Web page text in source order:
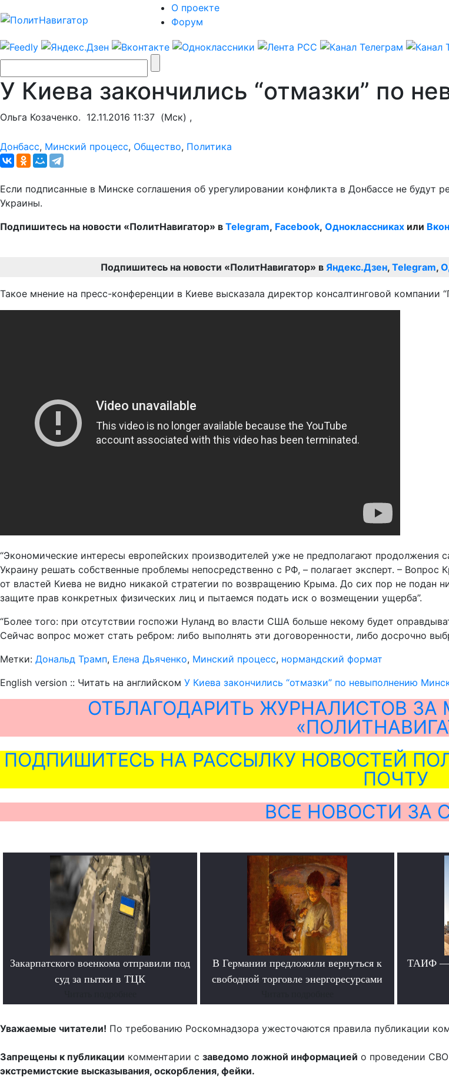
О проекте
Форум
У Киева закончились “отмазки” по
Ольга Козаченко. 12.11.2016 11:37 (Мск) ,
Донбасс, Минский процесс, Общество, Политика
Если подписанные в Минске соглашения об урегулировании конфликта в Донбассе не будут
Украины.
Подпишитесь на новости «ПолитНавигатор» в Telegram, Facebook, Одноклассниках или
Подпишитесь на новости «ПолитНавигатор» в Яндекс.Дзен, Telegram,
Такое мнение на пресс-конференции в Киеве высказала директор консалтинговой компании
“Экономические интересы европейских производителей уже не предполагают продолжения
Украину решать собственные проблемы непосредственно с РФ, – полагает эксперт. –
от властей Киева не видно никакой стратегии по возвращению Крыма. До сих пор не подан
защите прав конкретных физических лиц и пытаемся подать иск о возмещении ущерба”.
“Более того: при отсутствии госпожи Нуланд во власти США больше некому будет
Сейчас вопрос может стать ребром: либо выполнять эти договоренности, либо досрочно
Метки: Дональд Трамп, Елена Дьяченко, Минский процесс, нормандский формат
English version :: Читать на английском У Киева закончились “отмазки” по невыполнению
ОТБЛАГОДАРИТЬ ЖУРНАЛИСТОВ ЗА
ПОДПИШИТЕСЬ НА РАССЫЛКУ НОВОСТЕЙ
ПОЧТУ
ВСЕ НОВОСТИ ЗА
Закарпатского военкома отправили под
суд за пытки в ТЦК
В Германии предложили вернуться к
свободной торговле энергоресурсами
ТАИФ —
Уважаемые читатели! По требованию Роскомнадзора ужесточаются правила публикации
Запрещены к публикации комментарии с заведомо ложной информацией о проведении
экстремистские высказывания, оскорбления, фейки.